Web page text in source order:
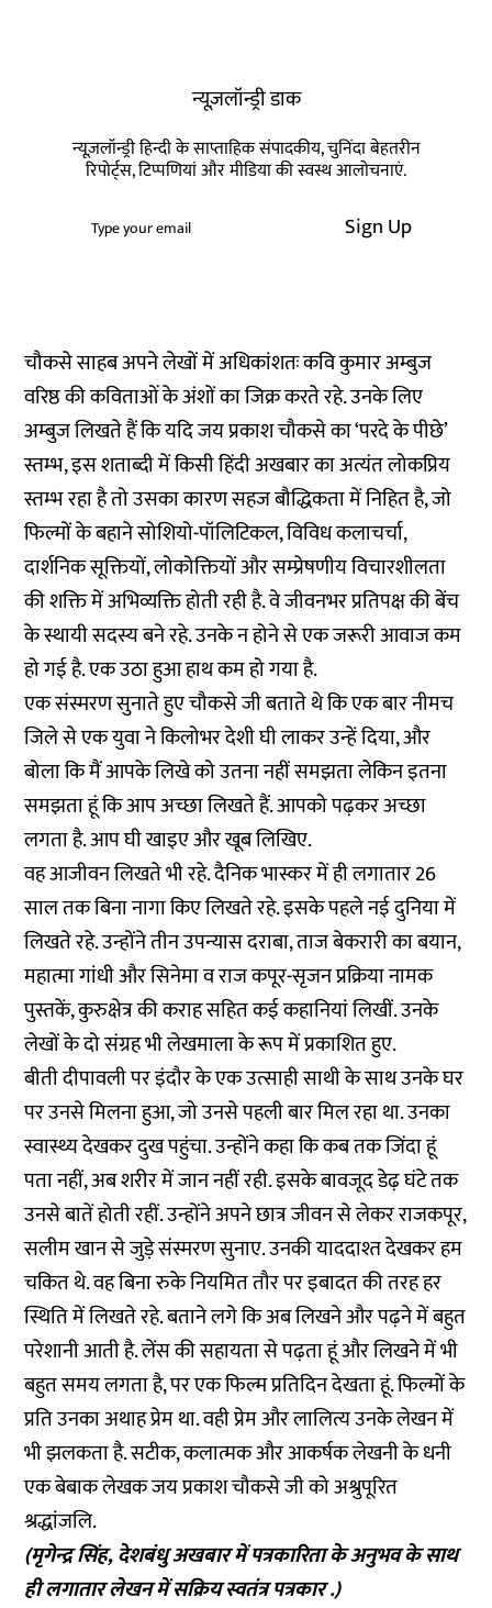
न्यूज़लॉन्ड्री डाक
न्यूज़लॉन्ड्री हिन्दी के साप्ताहिक संपादकीय, चुनिंदा बेहतरीन
रिपोर्ट्स, टिप्पणियां और मीडिया की स्वस्थ आलोचनाएं.
Sign Up
चौकसे साहब अपने लेखों में अधिकांशतः कवि कुमार अम्बुज
वरिष्ठ की कविताओं के अंशों का जिक्र करते रहे. उनके लिए
अम्बुज लिखते हैं कि यदि जय प्रकाश चौकसे का ‘परदे के पीछे’
स्तम्भ, इस शताब्दी में किसी हिंदी अखबार का अत्यंत लोकप्रिय
स्तम्भ रहा है तो उसका कारण सहज बौद्धिकता में निहित है, जो
फिल्मों के बहाने सोशियो-पॉलिटिकल, विविध कलाचर्चा,
दार्शनिक सूक्तियों, लोकोक्तियों और सम्प्रेषणीय विचारशीलता
की शक्ति में अभिव्यक्ति होती रही है. वे जीवनभर प्रतिपक्ष की बेंच
के स्थायी सदस्य बने रहे. उनके न होने से एक जरूरी आवाज कम
हो गई है. एक उठा हुआ हाथ कम हो गया है.
एक संस्मरण सुनाते हुए चौकसे जी बताते थे कि एक बार नीमच
जिले से एक युवा ने किलोभर देशी घी लाकर उन्हें दिया, और
बोला कि मैं आपके लिखे को उतना नहीं समझता लेकिन इतना
समझता हूं कि आप अच्छा लिखते हैं. आपको पढ़कर अच्छा
लगता है. आप घी खाइए और खूब लिखिए.
वह आजीवन लिखते भी रहे. दैनिक भास्कर में ही लगातार 26
साल तक बिना नागा किए लिखते रहे. इसके पहले नई दुनिया में
लिखते रहे. उन्होंने तीन उपन्यास दराबा, ताज बेकरारी का बयान,
महात्मा गांधी और सिनेमा व राज कपूर-सृजन प्रक्रिया नामक
पुस्तकें, कुरुक्षेत्र की कराह सहित कई कहानियां लिखीं. उनके
लेखों के दो संग्रह भी लेखमाला के रूप में प्रकाशित हुए.
बीती दीपावली पर इंदौर के एक उत्साही साथी के साथ उनके घर
पर उनसे मिलना हुआ, जो उनसे पहली बार मिल रहा था. उनका
स्वास्थ्य देखकर दुख पहुंचा. उन्होंने कहा कि कब तक जिंदा हूं
पता नहीं, अब शरीर में जान नहीं रही. इसके बावजूद डेढ़ घंटे तक
उनसे बातें होती रहीं. उन्होंने अपने छात्र जीवन से लेकर राजकपूर,
सलीम खान से जुड़े संस्मरण सुनाए. उनकी याददाश्त देखकर हम
चकित थे. वह बिना रुके नियमित तौर पर इबादत की तरह हर
स्थिति में लिखते रहे. बताने लगे कि अब लिखने और पढ़ने में बहुत
परेशानी आती है. लेंस की सहायता से पढ़ता हूं और लिखने में भी
बहुत समय लगता है, पर एक फिल्म प्रतिदिन देखता हूं. फिल्मों के
प्रति उनका अथाह प्रेम था. वही प्रेम और लालित्य उनके लेखन में
भी झलकता है. सटीक, कलात्मक और आकर्षक लेखनी के धनी
एक बेबाक लेखक जय प्रकाश चौकसे जी को अश्रुपूरित
श्रद्धांजलि.
(मृगेन्द्र सिंह, देशबंधु अखबार में पत्रकारिता के अनुभव के साथ
ही लगातार लेखन में सक्रिय स्वतंत्र पत्रकार .)